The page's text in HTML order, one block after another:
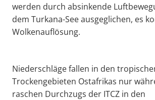
werden durch absinkende
dem Turkana-See ausgeglichen, es
Wolkenauflösung.
Niederschläge fallen in den
Trockengebieten Ostafrikas nur
raschen Durchzugs der ITCZ in den